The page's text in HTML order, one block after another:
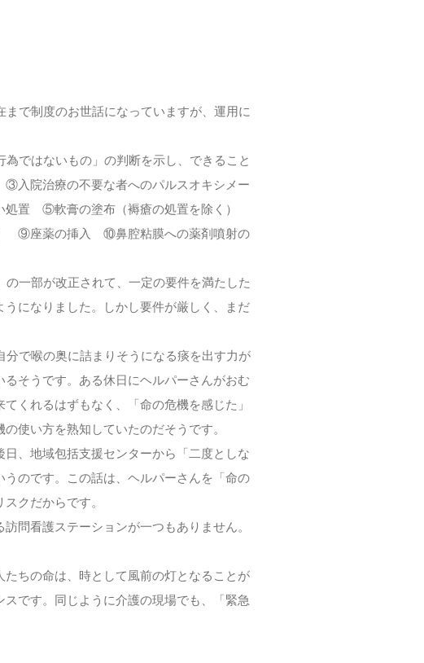
で制度のお世話になっていますが、運用に
ではないもの」の判断を示し、できること
院治療の不要な者へのパルスオキシメー
処置 ⑤軟膏の塗布（褥瘡の処置を除く）
⑨座薬の挿入 ⑩鼻腔粘膜への薬剤噴射の
一部が改正されて、一定の要件を満たした
になりました。しかし要件が厳しく、まだ
で喉の奥に詰まりそうになる痰を出す力が
そうです。ある休日にヘルパーさんがおむ
くれるはずもなく、「命の危機を感じた」
使い方を熟知していたのだそうです。
、地域包括支援センターから「二度としな
のです。この話は、ヘルパーさんを「命の
クだからです。
問看護ステーションが一つもありません。
ちの命は、時として風前の灯となることが
です。同じように介護の現場でも、「緊急